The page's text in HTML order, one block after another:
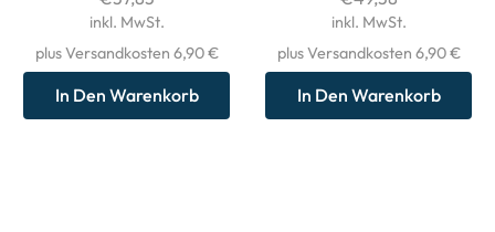
inkl. MwSt.
plus Versandkosten 6,90 €
In Den Warenkorb
inkl. MwSt.
plus Versandkosten 6,90 €
In Den Warenkorb